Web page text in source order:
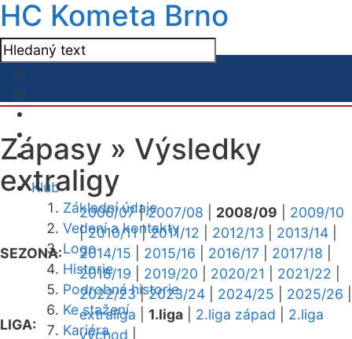
HC Kometa Brno
Klub
Základní údaje
Vedení a kontakty
Logo
Historie
Podrobná historie
Ke stažení
Kariéra
Zápasy » Výsledky
extraligy
SEZONA:
2006/07|2007/08 2008/09
2009/10
|2010/11|2011/12 2012/13 2013/14
2014/15
2015/16 2016/17 2017/18
2018/19
2019/20 2020/21 2021/22
2022/23|2023/24 2024/25 2025/26
LIGA:
extraliga 1.liga 2.liga západ
2.liga
východ